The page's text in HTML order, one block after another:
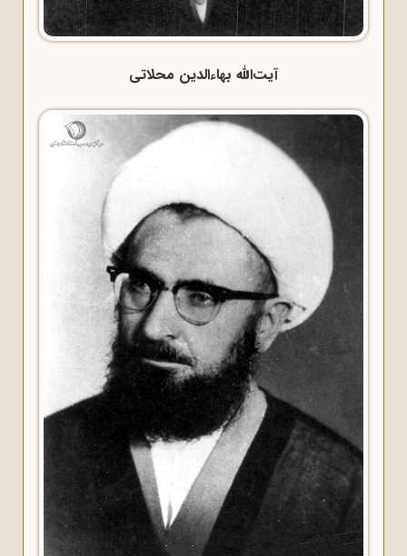
آیت‌الله بهاءالدین محلاتی